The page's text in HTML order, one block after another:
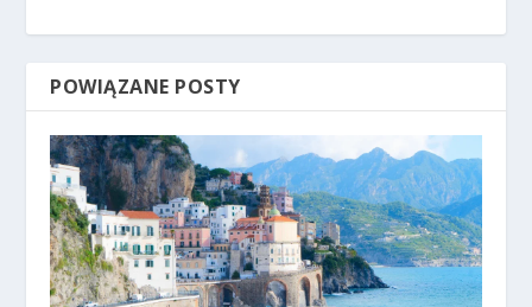
POWIĄZANE POSTY